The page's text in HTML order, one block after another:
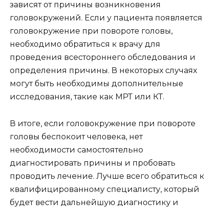
зависят от причины возникновения
головокружений. Если у пациента появляется
головокружение при повороте головы,
необходимо обратиться к врачу для
проведения всестороннего обследования и
определения причины. В некоторых случаях
могут быть необходимы дополнительные
исследования, такие как МРТ или КТ.
В итоге, если головокружение при повороте
головы беспокоит человека, нет
необходимости самостоятельно
диагностировать причины и пробовать
проводить лечение. Лучше всего обратиться к
квалифицированному специалисту, который
будет вести дальнейшую диагностику и